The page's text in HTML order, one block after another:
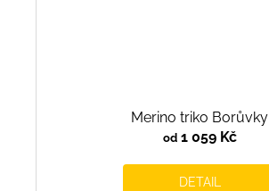
Merino triko Borůvky
od1 059 Kč
DETAIL